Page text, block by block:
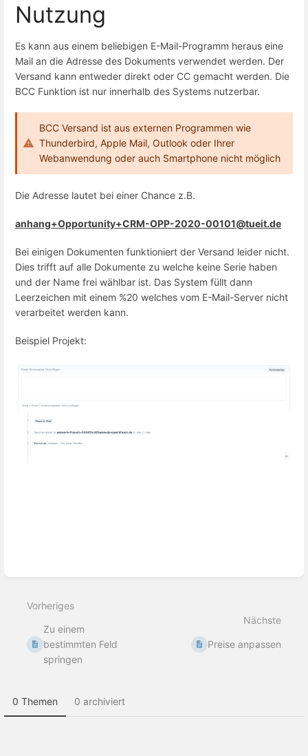
Nutzung
Es kann aus einem beliebigen E-Mail-Programm heraus eine
Mail an die Adresse des Dokuments verwendet werden. Der
Versand kann entweder direkt oder CC gemacht werden. Die
BCC Funktion ist nur innerhalb des Systems nutzerbar.
BCC Versand ist aus externen Programmen wie
Thunderbird, Apple Mail, Outlook oder Ihrer
Webanwendung oder auch Smartphone nicht möglich
Die Adresse lautet bei einer Chance z.B.
anhang+Opportunity+CRM-OPP-2020-00101@tueit.de
Bei einigen Dokumenten funktioniert der Versand leider nicht.
Dies trifft auf alle Dokumente zu welche keine Serie haben
und der Name frei wählbar ist. Das System füllt dann
Leerzeichen mit einem %20 welches vom E-Mail-Server nicht
verarbeitet werden kann.
Beispiel Projekt:
Vorheriges
Zu einem
bestimmten Feld
springen
Nächste
Preise anpassen
0 Themen 0 archiviert